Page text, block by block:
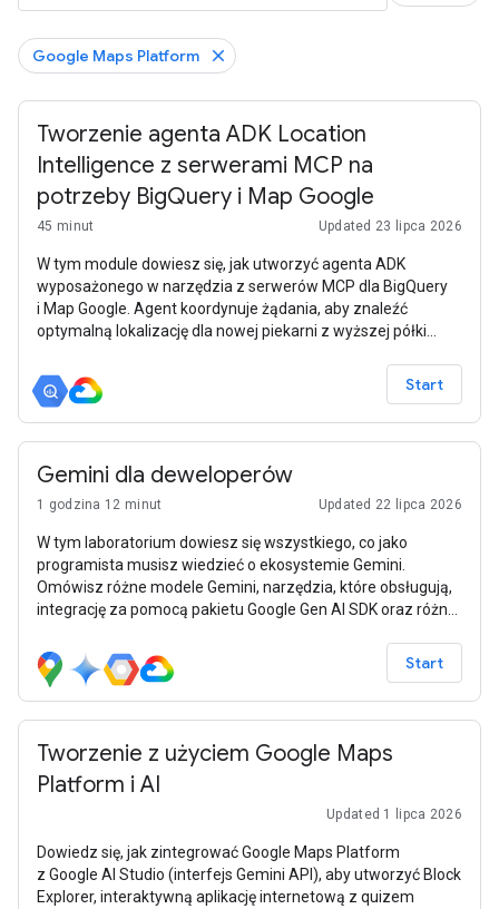
Google Maps Platform
Tworzenie agenta ADK Location
Intelligence z serwerami MCP na
potrzeby BigQuery i Map Google
45 minut Updated 23 lipca 2026
W tym module dowiesz się, jak utworzyć agenta ADK
wyposażonego w narzędzia z serwerów MCP dla BigQuery
i Map Google. Agent koordynuje żądania, aby znaleźć
optymalną lokalizację dla nowej piekarni z wyższej półki
Start
Gemini dla deweloperów
1 godzina 12 minut Updated 22 lipca 2026
W tym laboratorium dowiesz się wszystkiego, co jako
programista musisz wiedzieć o ekosystemie Gemini.
Omówisz różne modele Gemini, narzędzia, które obsługują,
integrację za pomocą pakietu Google Gen AI SDK oraz różne
przestrzenne, interfejs Live API oraz natywne generowanie
obrazów i dźwięku.
Start
Tworzenie z użyciem Google Maps
Platform i AI
Updated 1 lipca 2026
Dowiedz się, jak zintegrować Google Maps Platform
z Google AI Studio (interfejs Gemini API), aby utworzyć Block
Explorer, interaktywną aplikację internetową z quizem